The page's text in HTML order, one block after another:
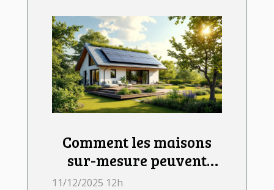
Comment les maisons
sur-mesure peuvent
répondre aux défis
11/12/2025 12h